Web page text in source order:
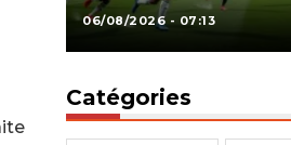
06/08/2026 - 07:13
Catégories